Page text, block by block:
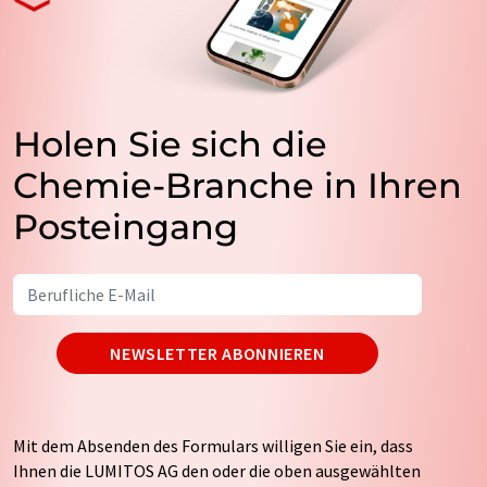
Holen Sie sich die
Chemie-Branche in Ihren
Posteingang
NEWSLETTER ABONNIEREN
Mit dem Absenden des Formulars willigen Sie ein, dass
Ihnen die LUMITOS AG den oder die oben ausgewählten